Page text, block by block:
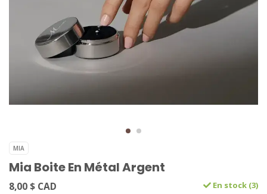
MIA
Mia Boite En Métal Argent
8,00 $ CAD En stock (3)